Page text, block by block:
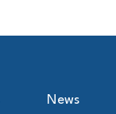
News